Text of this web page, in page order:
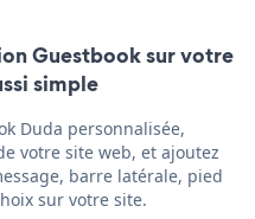
Guestbook sur votre
simple
Duda personnalisée,
votre site web, et ajoutez
barre latérale, pied
sur votre site.